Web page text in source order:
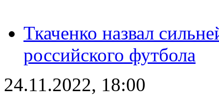
Ткаченко назвал
российского футбола
24.11.2022, 18:00